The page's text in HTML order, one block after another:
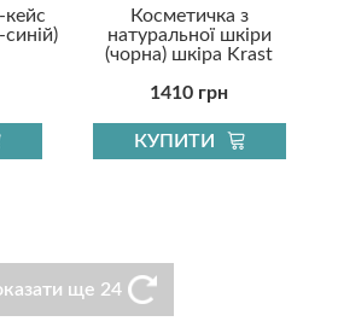
Косметичка з
натуральної шкіри
(чорна) шкіра Krast
1410 грн
КУПИТИ
ще 24